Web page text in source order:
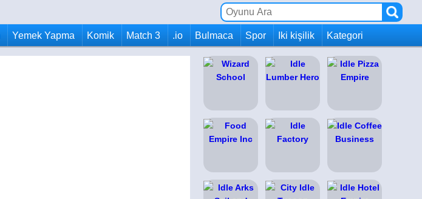
Yemek Yapma Komik Match 3 .io Bulmaca Spor Iki kişilik Kategori